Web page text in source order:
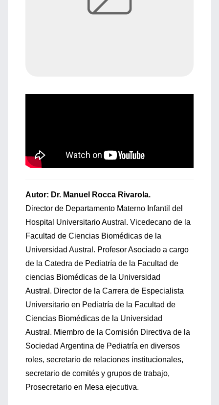
Autor: Dr. Manuel Rocca Rivarola.
Director de Departamento Materno Infantil del
Hospital Universitario Austral. Vicedecano de la
Facultad de Ciencias Biomédicas de la
Universidad Austral. Profesor Asociado a cargo
de la Catedra de Pediatría de la Facultad de
ciencias Biomédicas de la Universidad
Austral. Director de la Carrera de Especialista
Universitario en Pediatría de la Facultad de
Ciencias Biomédicas de la Universidad
Austral. Miembro de la Comisión Directiva de la
Sociedad Argentina de Pediatría en diversos
roles, secretario de relaciones institucionales,
secretario de comités y grupos de trabajo,
Prosecretario en Mesa ejecutiva.